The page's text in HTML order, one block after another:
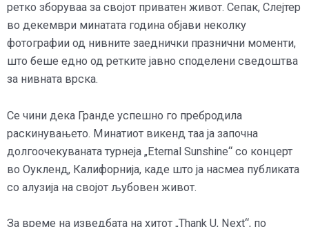
ретко зборуваа за својот приватен живот. Сепак, Слејтер
во декември минатата година објави неколку
фотографии од нивните заеднички празнични моменти,
што беше едно од ретките јавно споделени сведоштва
за нивната врска.
Се чини дека Гранде успешно го пребродила
раскинувањето. Минатиот викенд таа ја започна
долгоочекуваната турнеја „Eternal Sunshine“ со концерт
во Оукленд, Калифорнија, каде што ја насмеа публиката
со алузија на својот љубовен живот.
За време на изведбата на хитот „Thank U, Next“, по